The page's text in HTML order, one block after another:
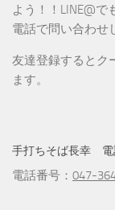
よう！！LINE@
電話で問い合わせ
友達登録するとク
ます。
手打ちそば長幸 電
電話番号： 047-